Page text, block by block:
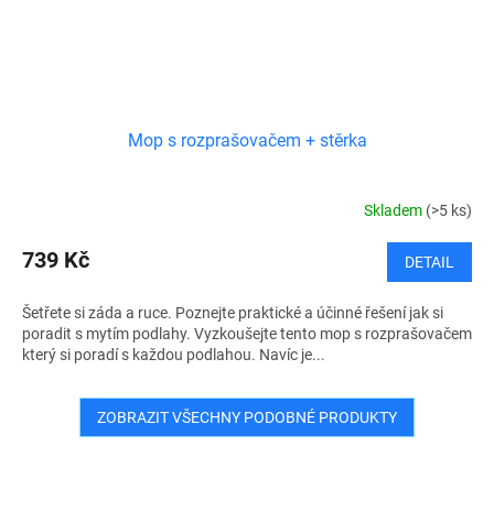
Mop s rozprašovačem + stěrka
Skladem (>5 ks)
739 Kč DETAIL
Šetřete si záda a ruce. Poznejte praktické a účinné řešení jak si
poradit s mytím podlahy. Vyzkoušejte tento mop s rozprašovačem
který si poradí s každou podlahou. Navíc je...
ZOBRAZIT VŠECHNY PODOBNÉ PRODUKTY